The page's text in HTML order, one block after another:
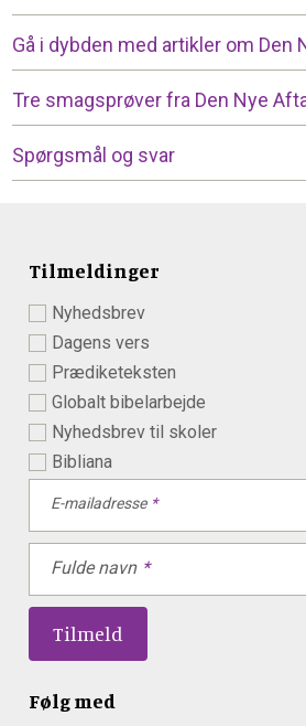
Gå i dybden med artikler om Den
Tre smagsprøver fra Den Nye
Spørgsmål og svar
Tilmeldinger
Nyhedsbrev
Dagens vers
Prædiketeksten
Globalt bibelarbejde
Nyhedsbrev til skoler
Bibliana
E-mailadresse
Fulde navn
Følg med